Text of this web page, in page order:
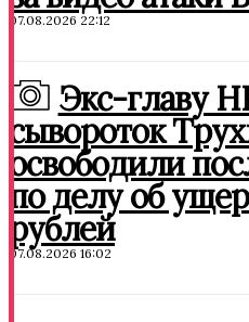
07.08.2026 22:12
Экс-главу
сывороток
освободили
по делу об
рублей
07.08.2026 16:02